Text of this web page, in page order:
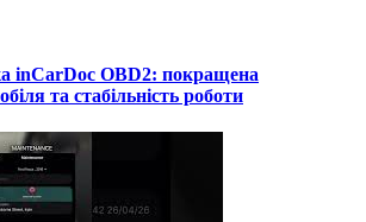
inCarDoc OBD2: покращена
та стабільність роботи